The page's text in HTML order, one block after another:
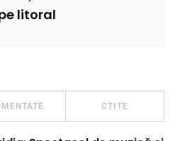
litoral
CTITE